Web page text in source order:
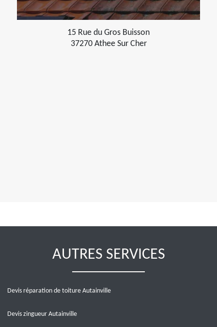
15 Rue du Gros Buisson
37270 Athee Sur Cher
AUTRES SERVICES
Devis réparation de toiture Autainville
Devis zingueur Autainville